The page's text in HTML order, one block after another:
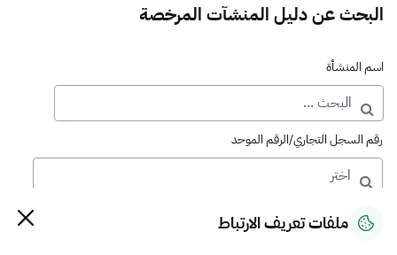
البحث عن دليل المنشآت المرخصة
اسم المنشأة
رقم السجل التجاري/الرقم الموحد
رقم الترخيصملفات تعريف الارتباط